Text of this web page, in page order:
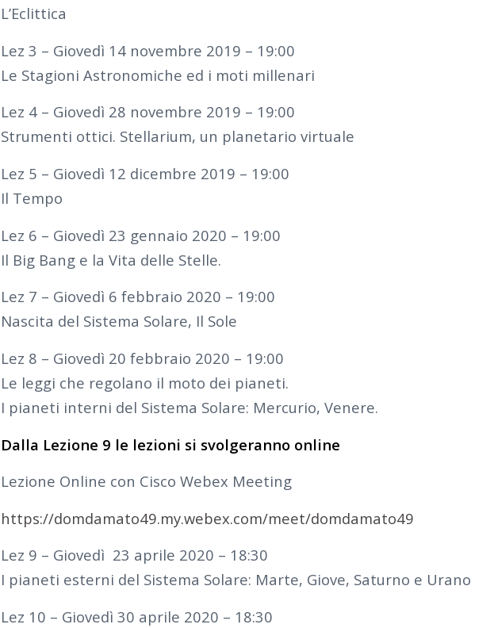
L’Eclittica
Lez 3 – Giovedì 14 novembre 2019 – 19:00
Le Stagioni Astronomiche ed i moti millenari
Lez 4 – Giovedì 28 novembre 2019 – 19:00
Strumenti ottici. Stellarium, un planetario virtuale
Lez 5 – Giovedì 12 dicembre 2019 – 19:00
Il Tempo
Lez 6 – Giovedì 23 gennaio 2020 – 19:00
Il Big Bang e la Vita delle Stelle.
Lez 7 – Giovedì 6 febbraio 2020 – 19:00
Nascita del Sistema Solare, Il Sole
Lez 8 – Giovedì 20 febbraio 2020 – 19:00
Le leggi che regolano il moto dei pianeti.
I pianeti interni del Sistema Solare: Mercurio, Venere.
Dalla Lezione 9 le lezioni si svolgeranno online
Lezione Online con Cisco Webex Meeting
https://domdamato49.my.webex.com/meet/domdamato49
Lez 9 – Giovedì 23 aprile 2020 – 18:30
I pianeti esterni del Sistema Solare: Marte, Giove, Saturno e Urano
Lez 10 – Giovedì 30 aprile 2020 – 18:30